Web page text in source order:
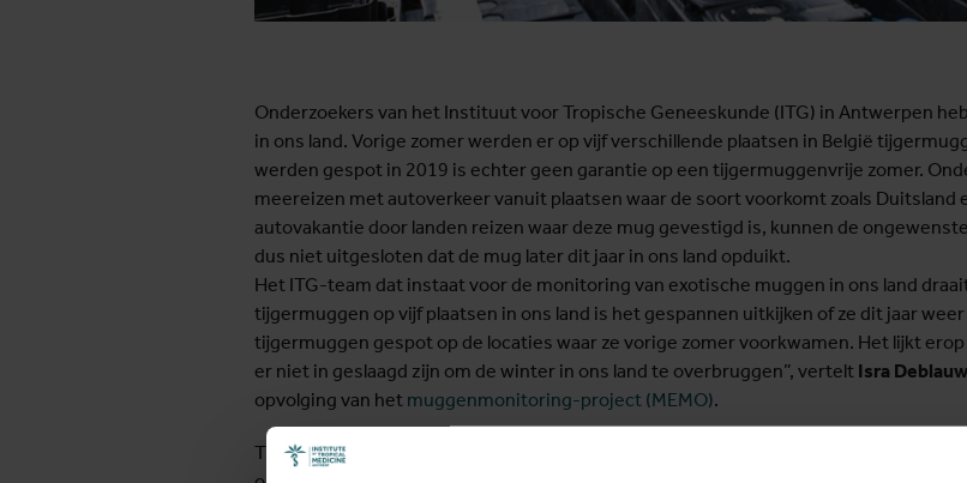
Onderzoekers van het Instituut voor Tropische Geneeskunde (ITG) in Antwerpen
in ons land. Vorige zomer werden er op vijf verschillende plaatsen in België
werden gespot in 2019 is echter geen garantie op een tijgermuggenvrije zomer.
meereizen met autoverkeer vanuit plaatsen waar de soort voorkomt zoals Duitsland
autovakantie door landen reizen waar deze mug gevestigd is, kunnen de
dus niet uitgesloten dat de mug later dit jaar in ons land opduikt.
Het ITG-team dat instaat voor de monitoring van exotische muggen in ons land
tijgermuggen op vijf plaatsen in ons land is het gespannen uitkijken of ze dit jaar
tijgermuggen gespot op de locaties waar ze vorige zomer voorkwamen. Het lijkt
er niet in geslaagd zijn om de winter in ons land te overbruggen”, vertelt Isra
opvolging van het muggenmonitoring-project (MEMO).
Tijdens het onderzoek vorig jaar ontdekten ITG-wetenschappers dat tijgermuggen